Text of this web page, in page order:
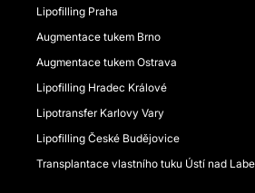
Lipofilling Praha
Augmentace tukem Brno
Augmentace tukem Ostrava
Lipofilling Hradec Králové
Lipotransfer Karlovy Vary
Lipofilling České Budějovice
Transplantace vlastního tuku Ústí nad